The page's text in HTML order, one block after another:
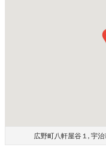
広野町八軒屋谷１, 宇